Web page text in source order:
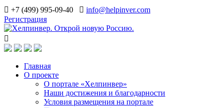
+7 (499) 995-09-40
info@helpinver.com
Регистрация
Главная
О проекте
О портале «Хелпинвер»
Наши достижения и благодарности
Условия размещения на портале